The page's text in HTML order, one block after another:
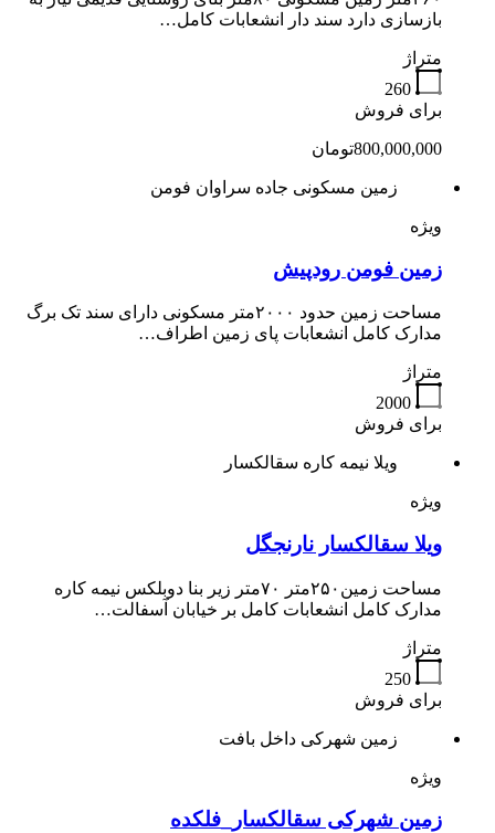
بازسازی دارد سند دار انشعابات کامل…
متراژ
260
برای فروش
800,000,000تومان
زمین مسکونی جاده سراوان فومن
ویژه
زمین فومن رودپیش
مساحت زمین حدود ۲۰۰۰متر مسکونی دارای سند تک برگ
مدارک کامل انشعابات پای زمین اطراف…
متراژ
2000
برای فروش
ویلا نیمه کاره سقالکسار
ویژه
ویلا سقالکسار نارنجگل
مساحت زمین۲۵۰متر ۷۰متر زیر بنا دوبلکس نیمه کاره
مدارک کامل انشعابات کامل بر خیابان آسفالت…
متراژ
250
برای فروش
زمین شهرکی داخل بافت
ویژه
زمین شهرکی سقالکسار_فلکده